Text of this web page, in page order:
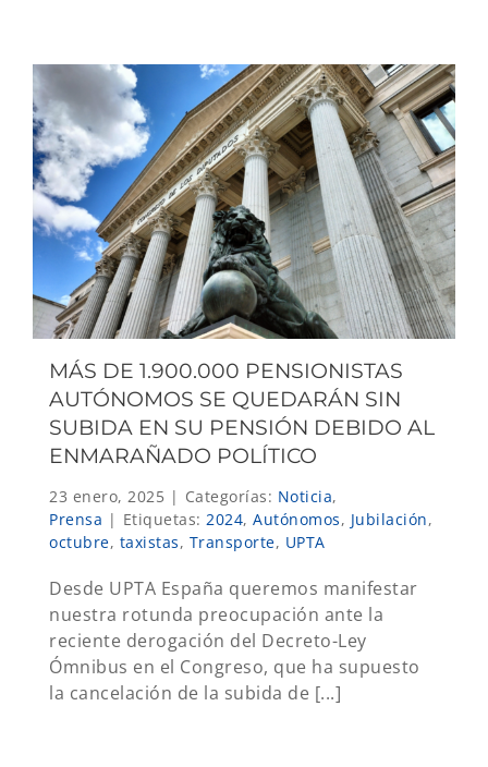
MÁS DE 1.900.000 PENSIONISTAS
AUTÓNOMOS SE QUEDARÁN SIN
SUBIDA EN SU PENSIÓN DEBIDO AL
ENMARAÑADO POLÍTICO
23 enero, 2025 | Categorías: Noticia,
Prensa | Etiquetas: 2024, Autónomos, Jubilación,
octubre, taxistas, Transporte, UPTA
Desde UPTA España queremos manifestar
nuestra rotunda preocupación ante la
reciente derogación del Decreto-Ley
Ómnibus en el Congreso, que ha supuesto
la cancelación de la subida de [...]